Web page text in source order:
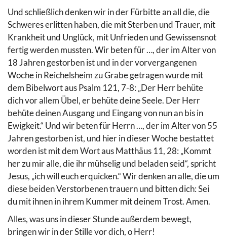
Und schließlich denken wir in der Fürbitte an all die, die
Schweres erlitten haben, die mit Sterben und Trauer, mit
Krankheit und Unglück, mit Unfrieden und Gewissensnot
fertig werden mussten. Wir beten für …, der im Alter von
18 Jahren gestorben ist und in der vorvergangenen
Woche in Reichelsheim zu Grabe getragen wurde mit
dem Bibelwort aus Psalm 121, 7-8: „Der Herr behüte
dich vor allem Übel, er behüte deine Seele. Der Herr
behüte deinen Ausgang und Eingang von nun an bis in
Ewigkeit.“ Und wir beten für Herrn …, der im Alter von 55
Jahren gestorben ist, und hier in dieser Woche bestattet
worden ist mit dem Wort aus Matthäus 11, 28: „Kommt
her zu mir alle, die ihr mühselig und beladen seid“, spricht
Jesus, „ich will euch erquicken.“ Wir denken an alle, die um
diese beiden Verstorbenen trauern und bitten dich: Sei
du mit ihnen in ihrem Kummer mit deinem Trost. Amen.
Alles, was uns in dieser Stunde außerdem bewegt,
bringen wir in der Stille vor dich, o Herr!